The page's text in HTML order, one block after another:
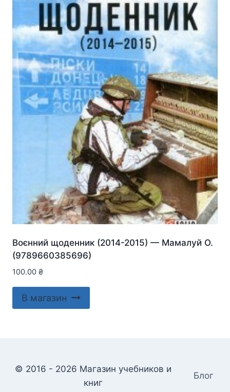
Воєнний щоденник (2014-2015) — Мамалуй О.
(9789660385696)
100.00 ₴
В магазин
© 2016 - 2026 Магазин учебников и
книг
Блог